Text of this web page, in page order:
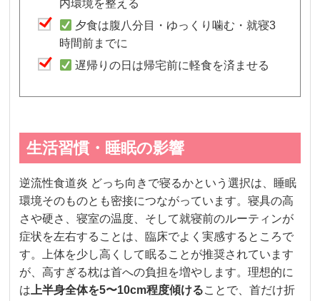
内環境を整える
夕食は腹八分目・ゆっくり噛む・就寝3
時間前までに
遅帰りの日は帰宅前に軽食を済ませる
生活習慣・睡眠の影響
逆流性食道炎 どっち向きで寝るかという選択は、睡眠
環境そのものとも密接につながっています。寝具の高
さや硬さ、寝室の温度、そして就寝前のルーティンが
症状を左右することは、臨床でよく実感するところで
す。上体を少し高くして眠ることが推奨されています
が、高すぎる枕は首への負担を増やします。理想的に
は上半身全体を5〜10cm程度傾けることで、首だけ折